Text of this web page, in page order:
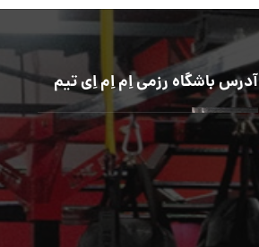
آدرس باشگاه رزمی اِم اِم اِی تیم